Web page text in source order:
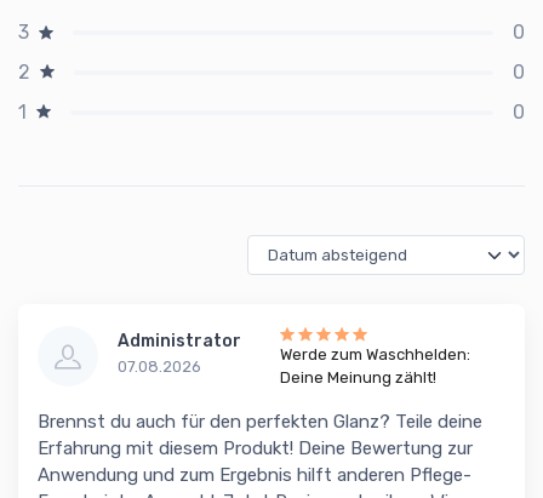
3
0
2
0
1
0
Administrator
07.08.2026
Werde zum Waschhelden:
Deine Meinung zählt!
Brennst du auch für den perfekten Glanz? Teile deine
Erfahrung mit diesem Produkt! Deine Bewertung zur
Anwendung und zum Ergebnis hilft anderen Pflege-